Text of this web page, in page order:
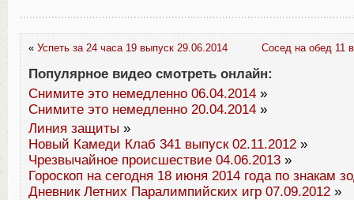
« Успеть за 24 часа 19 выпуск 29.06.2014 Сосед на обед 11
Популярное видео смотреть онлайн:
Снимите это немедленно 06.04.2014 »
Снимите это немедленно 20.04.2014 »
Линия защиты »
Новый Камеди Клаб 341 выпуск 02.11.2012 »
Чрезвычайное происшествие 04.06.2013 »
Гороскоп на сегодня 18 июня 2014 года по знакам
Дневник Летних Паралимпийских игр 07.09.2012 »